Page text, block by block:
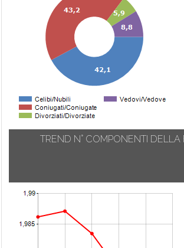
TREND N° COMPONENTI DELLA